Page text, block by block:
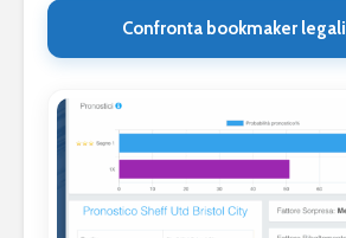
Confronta bookmaker